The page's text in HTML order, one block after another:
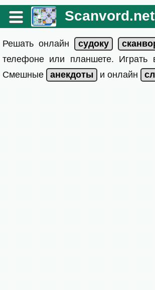
Scanvord.net
Решать онлайн
телефоне или планшете. Играть
Смешные
и онлайн